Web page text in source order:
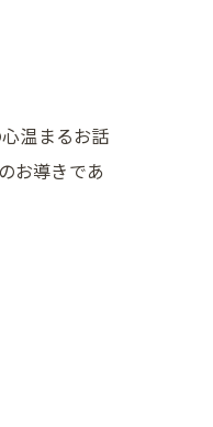
温まるお話
お導きであ